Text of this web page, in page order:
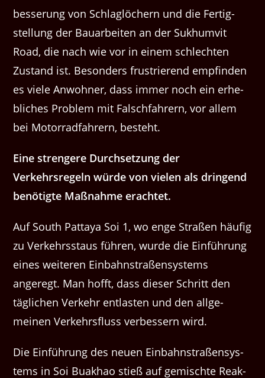
besserung von Schlaglöch­ern und die Fer­tig­
stel­lung der Bauar­beit­en an der Sukhumvit
Road, die nach wie vor in einem schlecht­en
Zus­tand ist. Beson­ders frus­tri­erend empfind­en
es viele Anwohn­er, dass immer noch ein erhe­
blich­es Prob­lem mit Falschfahrern, vor allem
bei Motor­rad­fahrern, besteht.
Eine stren­gere Durch­set­zung der
Verkehrsregeln würde von vie­len als drin­gend
benötigte Maß­nahme erachtet.
Auf South Pat­taya Soi 1, wo enge Straßen häu­fig
zu Verkehrsstaus führen, wurde die Ein­führung
eines weit­eren Ein­bahn­straßen­sys­tems
angeregt. Man hofft, dass dieser Schritt den
täglichen Verkehr ent­las­ten und den all­ge­
meinen Verkehrs­fluss verbessern wird.
Die Ein­führung des neuen Ein­bahn­straßen­sys­
tems in Soi Buakhao stieß auf gemis­chte Reak­